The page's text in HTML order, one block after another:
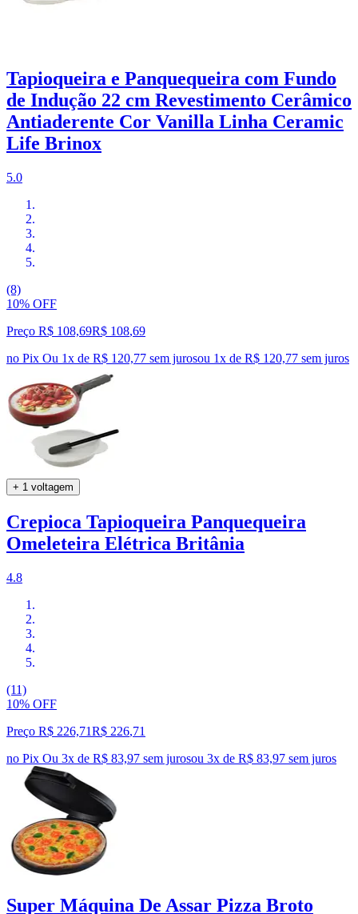
Tapioqueira e Panquequeira com Fundo
de Indução 22 cm Revestimento Cerâmico
Antiaderente Cor Vanilla Linha Ceramic
Life Brinox
5.0
(8)
10% OFF
Preço R$ 108,69R$ 108,69
no Pix Ou 1x de R$ 120,77 sem jurosou 1x de R$ 120,77 sem juros
+ 1 voltagem
Crepioca Tapioqueira Panquequeira
Omeleteira Elétrica Britânia
4.8
(11)
10% OFF
Preço R$ 226,71R$ 226,71
no Pix Ou 3x de R$ 83,97 sem jurosou 3x de R$ 83,97 sem juros
Super Máquina De Assar Pizza Broto